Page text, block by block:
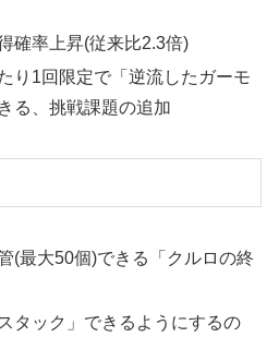
確率上昇(従来比2.3倍)
り1回限定で「逆流したガーモ
る、挑戦課題の追加
(最大50個)できる「クルロの終
タック」できるようにするの